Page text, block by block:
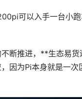
可以入手一台小
断推进，**生态易
因为Pi本身就是一次